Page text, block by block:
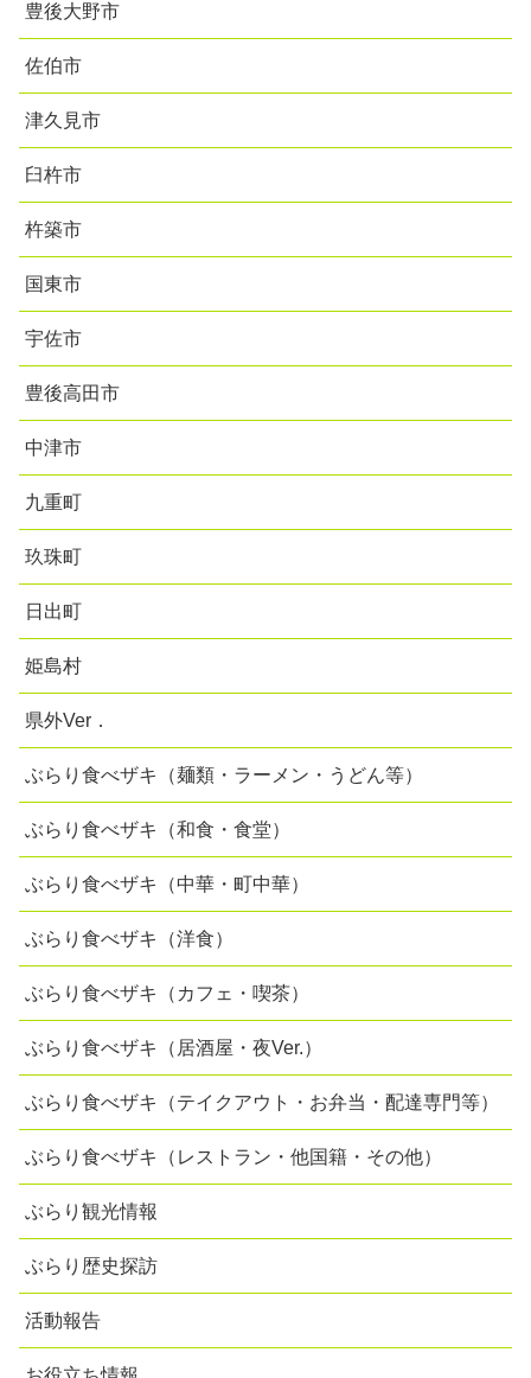
豊後大野市
佐伯市
津久見市
臼杵市
杵築市
国東市
宇佐市
豊後高田市
中津市
九重町
玖珠町
日出町
姫島村
県外Ver．
ぶらり食べザキ（麺類・ラーメン・うどん等）
ぶらり食べザキ（和食・食堂）
ぶらり食べザキ（中華・町中華）
ぶらり食べザキ（洋食）
ぶらり食べザキ（カフェ・喫茶）
ぶらり食べザキ（居酒屋・夜Ver.）
ぶらり食べザキ（テイクアウト・お弁当・配達専門等）
ぶらり食べザキ（レストラン・他国籍・その他）
ぶらり観光情報
ぶらり歴史探訪
活動報告